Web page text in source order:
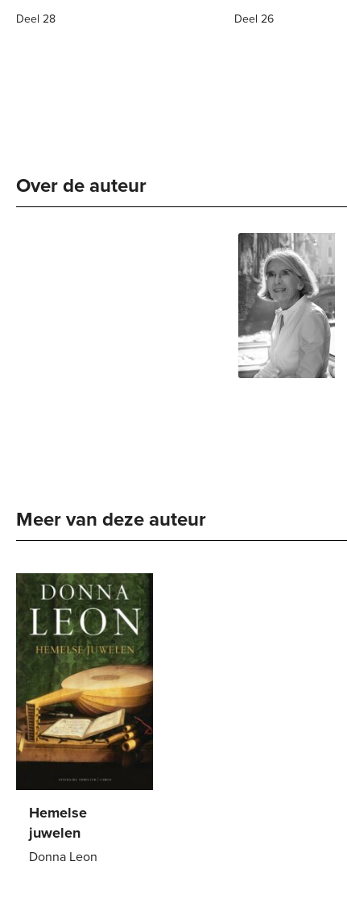
Deel 28 Deel 26
Over de auteur
Meer van deze auteur
Hemelse
juwelen
Donna Leon